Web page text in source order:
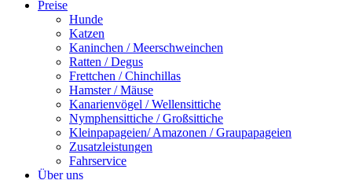
Preise
Hunde
Katzen
Kaninchen / Meerschweinchen
Ratten / Degus
Frettchen / Chinchillas
Hamster / Mäuse
Kanarienvögel / Wellensittiche
Nymphensittiche / Großsittiche
Kleinpapageien/ Amazonen / Graupapageien
Zusatzleistungen
Fahrservice
Über uns